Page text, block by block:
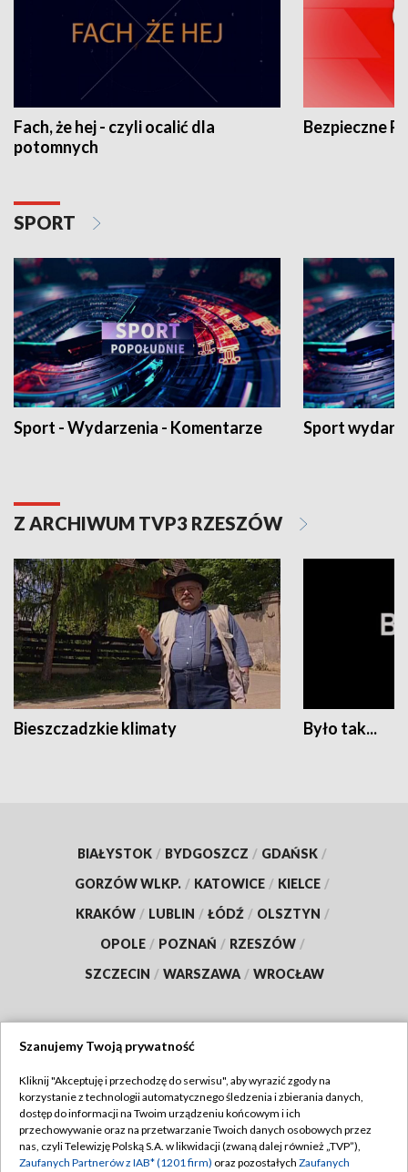
Fach, że hej - czyli ocalić dla
potomnych
Bezpieczne
SPORT
Sport - Wydarzenia - Komentarze Sport
Z ARCHIWUM TVP3 RZESZÓW
Bieszczadzkie klimaty Było tak...
BIAŁYSTOK / BYDGOSZCZ / GDAŃSK /
GORZÓW WLKP. / KATOWICE / KIELCE /
KRAKÓW / LUBLIN / ŁÓDŹ / OLSZTYN /
OPOLE / POZNAŃ / RZESZÓW /
SZCZECIN / WARSZAWA / WROCŁAW
TVP
Abonament TVP
Emisja w TVP
Regulamin TVP
Polityka prywatności
Szanujemy Twoją prywatność
Kliknij "Akceptuję i przechodzę do serwisu", aby wyrazić zgody na
korzystanie z technologii automatycznego śledzenia i zbierania danych,
dostęp do informacji na Twoim urządzeniu końcowym i ich
przechowywanie oraz na przetwarzanie Twoich danych osobowych przez
nas, czyli Telewizję Polską S.A. w likwidacji (zwaną dalej również „TVP”),
Zaufanych Partnerów z IAB* (1201 firm) oraz pozostałych Zaufanych